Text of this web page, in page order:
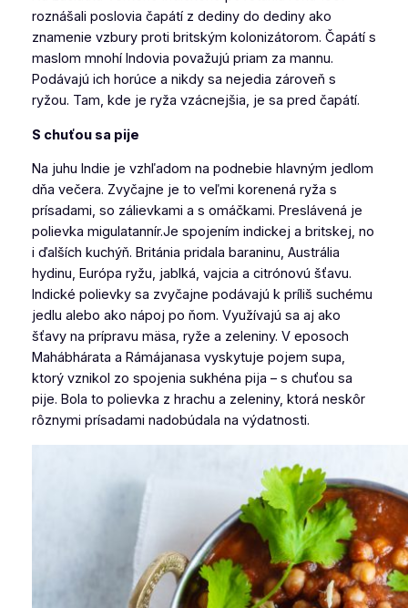
roznášali poslovia čapátí z dediny do dediny ako
znamenie vzbury proti britským kolonizátorom. Čapátí s
maslom mnohí Indovia považujú priam za mannu.
Podávajú ich horúce a nikdy sa nejedia zároveň s
ryžou. Tam, kde je ryža vzácnejšia, je sa pred čapátí.
S chuťou sa pije
Na juhu Indie je vzhľadom na podnebie hlavným jedlom
dňa večera. Zvyčajne je to veľmi korenená ryža s
prísadami, so zálievkami a s omáčkami. Preslávená je
polievka migulatannír.Je spojením indickej a britskej, no
i ďalších kuchýň. Británia pridala baraninu, Austrália
hydinu, Európa ryžu, jablká, vajcia a citrónovú šťavu.
Indické polievky sa zvyčajne podávajú k príliš suchému
jedlu alebo ako nápoj po ňom. Využívajú sa aj ako
šťavy na prípravu mäsa, ryže a zeleniny. V eposoch
Mahábhárata a Rámájanasa vyskytuje pojem supa,
ktorý vznikol zo spojenia sukhéna pija – s chuťou sa
pije. Bola to polievka z hrachu a zeleniny, ktorá neskôr
rôznymi prísadami nadobúdala na výdatnosti.